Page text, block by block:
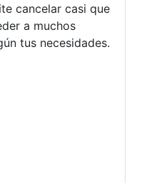
cancelar casi que
a muchos
tus necesidades.